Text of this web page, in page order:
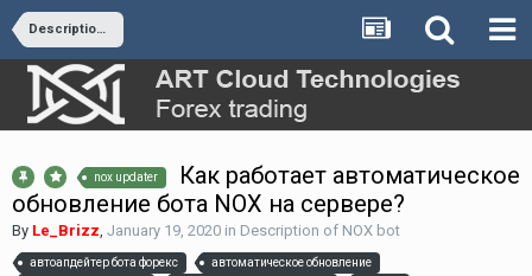
Description of NOX bot
nox updater
Как работает автоматическое
обновление бота NOX на сервере?
By Le_Brizz, January 19, 2020 in Description of NOX bot
автоапдейтер бота форекс
автоматическое обновление